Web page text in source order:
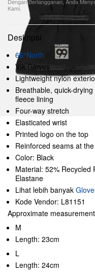
Kami.
Deskripsi
66°North
Vík Gloves
Lightweight nylon
Breathable, quick-
fleece lining
Four-way stretch
Elasticated wrist
Printed logo on the top
Reinforced seams at
Color: Black
Material: 52% Recycled
Elastane
Lihat lebih banyak
Kode Vendor: L81151
Approximate
M
Length: 23cm
L
Length: 24cm